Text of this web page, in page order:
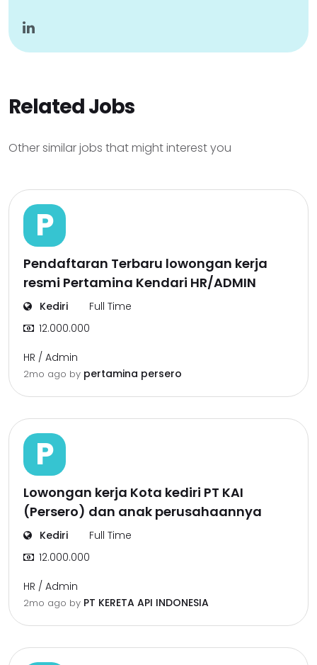
Related Jobs
Other similar jobs that might interest you
P
Pendaftaran Terbaru lowongan kerja
resmi Pertamina Kendari HR/ADMIN
Kediri
Full Time
12.000.000
HR / Admin
2mo ago by pertamina persero
P
Lowongan kerja Kota kediri PT KAI
(Persero) dan anak perusahaannya
Kediri
Full Time
12.000.000
HR / Admin
2mo ago by PT KERETA API INDONESIA